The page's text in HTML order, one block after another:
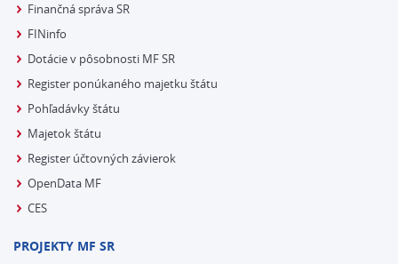
Finančná správa SR
FINinfo
Dotácie v pôsobnosti MF SR
Register ponúkaného majetku štátu
Pohľadávky štátu
Majetok štátu
Register účtovných závierok
OpenData MF
CES
PROJEKTY MF SR